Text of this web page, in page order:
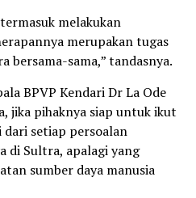
melakukan
merupakan tugas
bersama-sama,” tandasnya.
BPVP Kendari Dr La Ode
jika pihaknya siap untuk ikut
setiap persoalan
di Sultra, apalagi yang
sumber daya manusia